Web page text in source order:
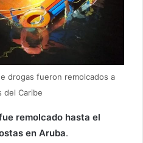
drogas fueron remolcados a
del Caribe
remolcado hasta el
en Aruba.